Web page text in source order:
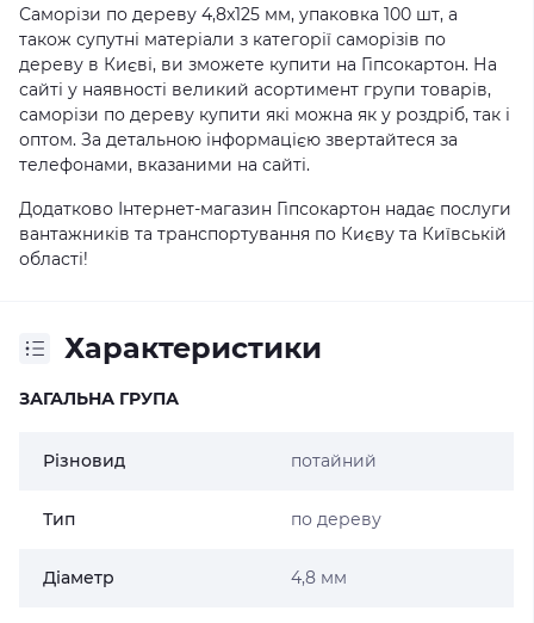
Саморізи по дереву 4,8x125 мм, упаковка 100 шт, а
також супутні матеріали з категорії саморізів по
дереву в Києві, ви зможете купити на Гіпсокартон. На
сайті у наявності великий асортимент групи товарів,
саморізи по дереву купити які можна як у роздріб, так і
оптом. За детальною інформацією звертайтеся за
телефонами, вказаними на сайті.
Додатково Інтернет-магазин Гіпсокартон надає послуги
вантажників та транспортування по Києву та Київській
області!
Характеристики
ЗАГАЛЬНА ГРУПА
Різновид потайний
Тип по дереву
Діаметр 4,8 мм